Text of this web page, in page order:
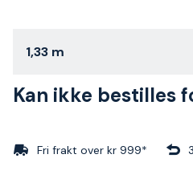
1,33 m
Kan ikke bestilles
Fri frakt over kr 999*